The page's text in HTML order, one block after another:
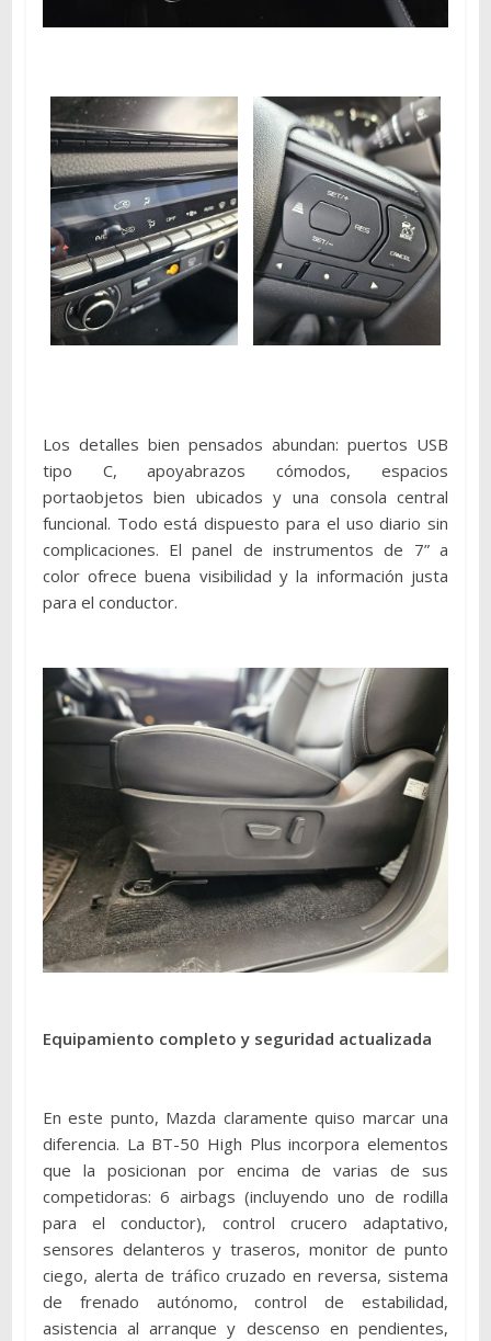
Los detalles bien pensados abundan: puertos USB
tipo C, apoyabrazos cómodos, espacios
portaobjetos bien ubicados y una consola central
funcional. Todo está dispuesto para el uso diario sin
complicaciones. El panel de instrumentos de 7” a
color ofrece buena visibilidad y la información justa
para el conductor.
Equipamiento completo y seguridad actualizada
En este punto, Mazda claramente quiso marcar una
diferencia. La BT-50 High Plus incorpora elementos
que la posicionan por encima de varias de sus
competidoras: 6 airbags (incluyendo uno de rodilla
para el conductor), control crucero adaptativo,
sensores delanteros y traseros, monitor de punto
ciego, alerta de tráfico cruzado en reversa, sistema
de frenado autónomo, control de estabilidad,
asistencia al arranque y descenso en pendientes,